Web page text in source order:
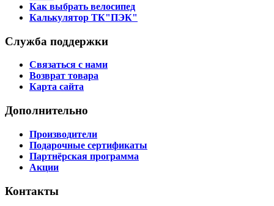
Как выбрать велосипед
Калькулятор ТК"ПЭК"
Служба поддержки
Связаться с нами
Возврат товара
Карта сайта
Дополнительно
Производители
Подарочные сертификаты
Партнёрская программа
Акции
Контакты